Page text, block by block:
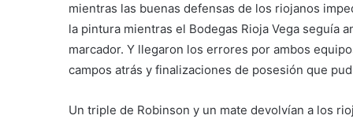
mientras las buenas defensas de los riojanos
la pintura mientras el Bodegas Rioja Vega seguía
marcador. Y llegaron los errores por ambos
campos atrás y finalizaciones de posesión que
Un triple de Robinson y un mate devolvían a los